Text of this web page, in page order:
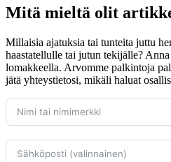
Mitä mieltä olit
Millaisia ajatuksia tai tunteita juttu
haastatellulle tai jutun tekijälle?
lomakkeella. Arvomme palkintoja
jätä yhteystietosi, mikäli haluat